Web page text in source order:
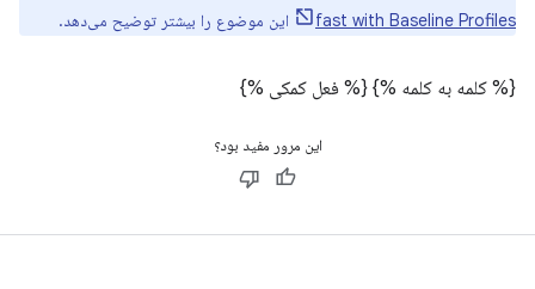
fast with Baseline Profiles
این موضوع را بیشتر توضیح می‌دهد.
{% کلمه به کلمه %} {% فعل کمکی %}
این مرور مفید بود؟